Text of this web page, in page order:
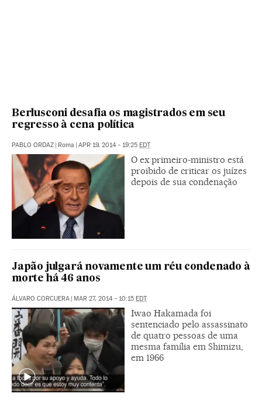
Berlusconi desafia os magistrados em seu
regresso à cena política
PABLO ORDAZ | Roma | APR 19, 2014 - 19:25 EDT
O ex primeiro-ministro está
proibido de criticar os juízes
depois de sua condenação
Japão julgará novamente um réu condenado à
morte há 46 anos
ÁLVARO CORCUERA | MAR 27, 2014 - 10:15 EDT
Iwao Hakamada foi
sentenciado pelo assassinato
de quatro pessoas de uma
mesma família em Shimizu,
em 1966